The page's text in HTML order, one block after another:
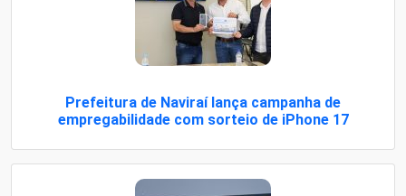
Prefeitura de Naviraí lança campanha de
empregabilidade com sorteio de iPhone 17